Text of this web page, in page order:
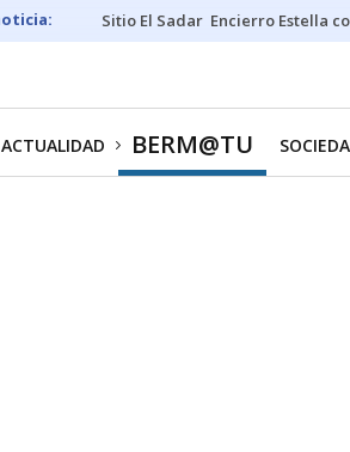
Sitio El Sadar Encierro Estella
ACTUALIDAD BERM@TU